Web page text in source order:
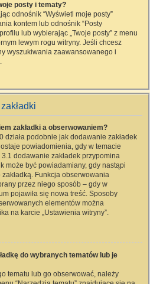
posty i tematy?
odnośnik “Wyświetl moje posty”
kontem lub odnośnik “Posty
lub wybierając „Twoje posty” z menu
lewym rogu witryny. Jeśli chcesz
wyszukiwania zaawansowanego i
zakładki a obserwowaniem?
działa podobnie jak dodawanie zakładek
powiadomienia, gdy w temacie
dodawanie zakładek przypomina
może być powiadamiany, gdy nastąpi
Funkcja obserwowania
przez niego sposób – gdy w
pojawiła się nowa treść. Sposoby
elementów można
na karcie „Ustawienia witryny”.
do wybranych tematów lub je
tematu lub go obserwować, należy